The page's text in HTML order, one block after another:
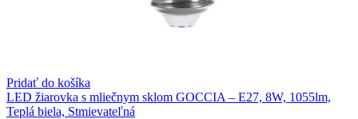
Pridať do košíka
LED žiarovka s mliečnym sklom GOCCIA – E27, 8W, 1055lm,
Teplá biela, Stmievateľná